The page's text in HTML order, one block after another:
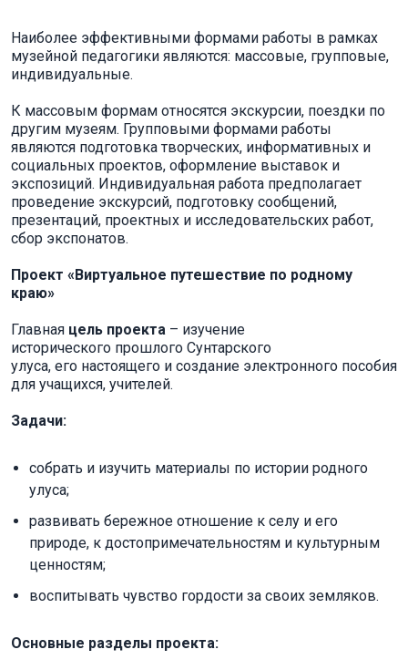
Наиболее эффективными формами работы в рамках
музейной педагогики являются: массовые, групповые,
индивидуальные.
К массовым формам относятся экскурсии, поездки по
другим музеям. Групповыми формами работы
являются подготовка творческих, информативных и
социальных проектов, оформление выставок и
экспозиций. Индивидуальная работа предполагает
проведение экскурсий, подготовку сообщений,
презентаций, проектных и исследовательских работ,
сбор экспонатов.
Проект «Виртуальное путешествие по родному
краю»
Главная цель проекта – изучение
исторического прошлого Сунтарского
улуса, его настоящего и создание электронного пособия
для учащихся, учителей.
Задачи:
собрать и изучить материалы по истории родного
улуса;
развивать бережное отношение к селу и его
природе, к достопримечательностям и культурным
ценностям;
воспитывать чувство гордости за своих земляков.
Основные разделы проекта: